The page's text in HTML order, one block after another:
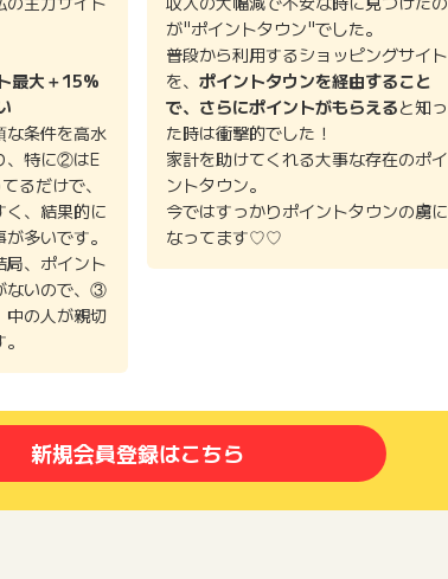
最大＋15%
な条件を高水
、特に②はE
るだけで、
く、結果的に
多いです。
局、ポイント
ないので、③
中の人が親切
が"ポイントタウン"でした。
普段から利用するショッピングサイト
を、 ポイントタウンを経由すること
で、さらにポイントがもらえると知っ
た時は衝撃的でした！
家計を助けてくれる大事な存在のポイ
ントタウン。
今ではすっかりポイントタウンの虜に
なってます♡♡
新規会員登録はこちら